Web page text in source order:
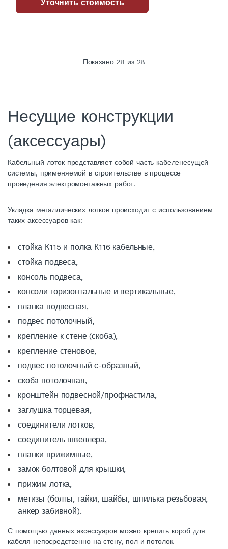
Уточнить стоимость
Показано28 из 28
Несущие конструкции
(аксессуары)
Кабельный лоток представляет собой часть кабеленесущей
системы, применяемой в строительстве в процессе
проведения электромонтажных работ.
Укладка металлических лотков происходит с использованием
таких аксессуаров как:
стойка К115 и полка К116 кабельные,
стойка подвеса,
консоль подвеса,
консоли горизонтальные и вертикальные,
планка подвесная,
подвес потолочный,
крепление к стене (скоба),
крепление стеновое,
подвес потолочный с-образный,
скоба потолочная,
кронштейн подвесной/профнастила,
заглушка торцевая,
соединители лотков,
соединитель швеллера,
планки прижимные,
замок болтовой для крышки,
прижим лотка,
метизы (болты, гайки, шайбы, шпилька резьбовая,
анкер забивной).
С помощью данных аксессуаров можно крепить короб для
кабеля непосредственно на стену, пол и потолок.